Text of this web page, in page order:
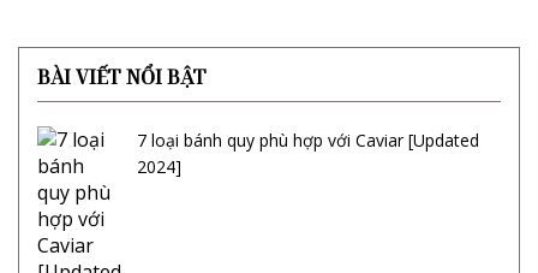
BÀI VIẾT NỔI BẬT
7 loại bánh quy phù hợp với Caviar [Updated
2024]